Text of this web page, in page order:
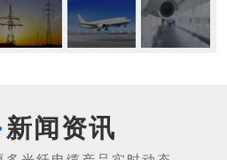
新闻资讯